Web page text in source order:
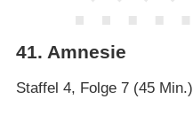
41. Amnesie
Staffel 4, Folge 7 (45 Min.)